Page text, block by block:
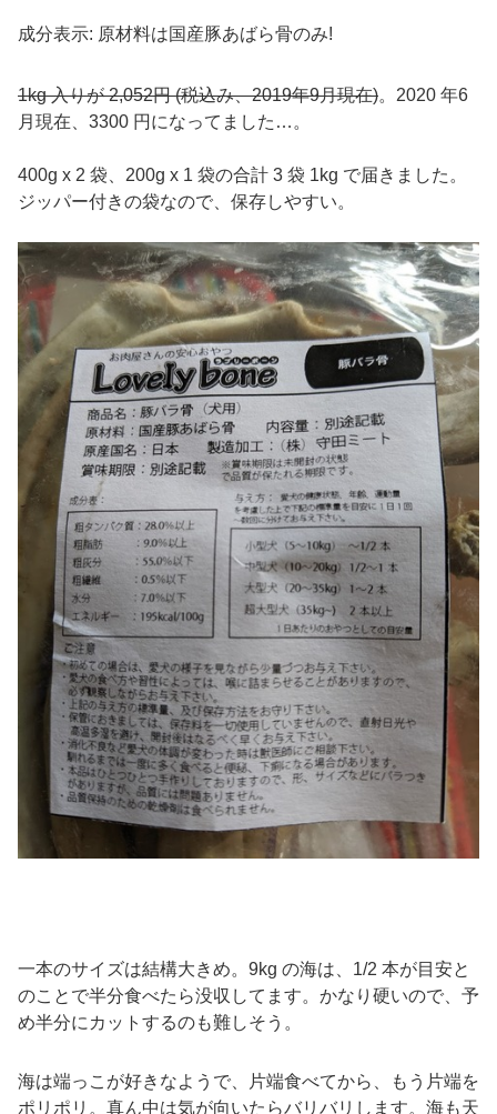
成分表示: 原材料は国産豚あばら骨のみ!
1kg 入りが 2,052円 (税込み、2019年9月現在)。2020 年6
月現在、3300 円になってました…。
400g x 2 袋、200g x 1 袋の合計 3 袋 1kg で届きました。
ジッパー付きの袋なので、保存しやすい。
一本のサイズは結構大きめ。9kg の海は、1/2 本が目安と
のことで半分食べたら没収してます。かなり硬いので、予
め半分にカットするのも難しそう。
海は端っこが好きなようで、片端食べてから、もう片端を
ポリポリ。真ん中は気が向いたらバリバリします。海も天